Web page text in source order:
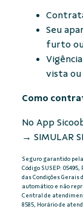
Seu
furto
vista ou
Como
No App
→ SIMULAR
Seguro garantido pela
Código SUSEP:
das Condições Gerais
automático e não
Central de
8585, Horário de